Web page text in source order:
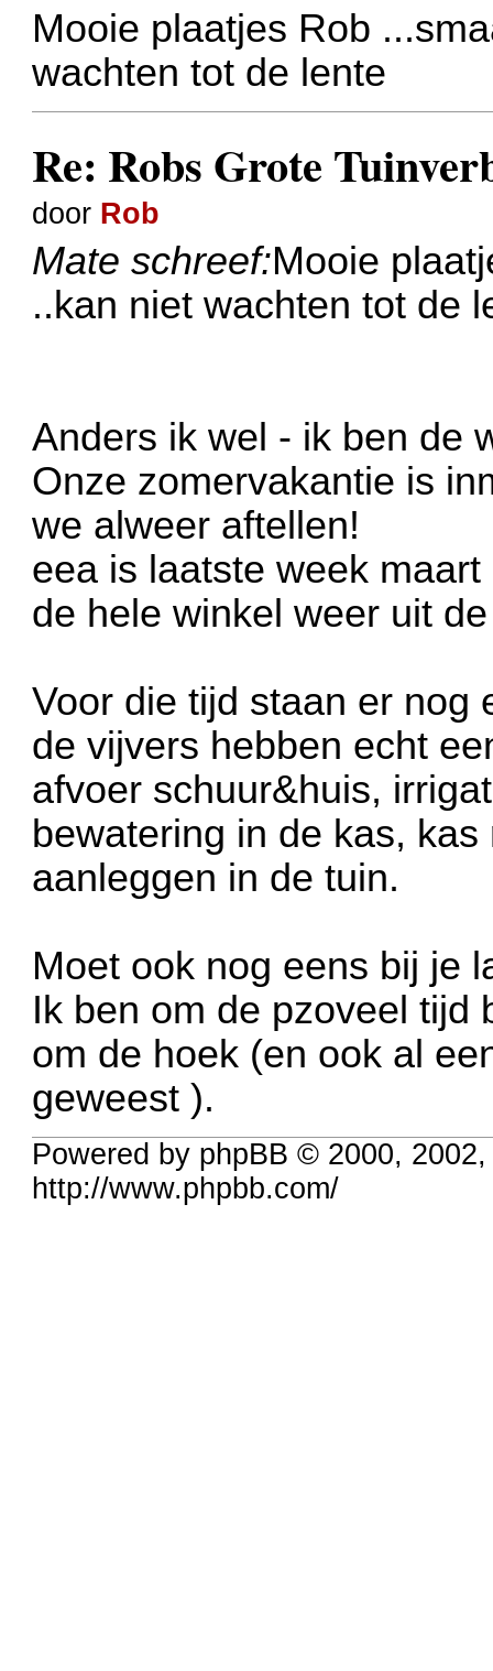
Mooie plaatjes Rob
wachten tot de lente
Re: Robs Grote
door Rob
Mate schreef:Mooie
..kan niet wachten tot de
Anders ik wel - ik ben de
Onze zomervakantie is
we alweer aftellen!
eea is laatste week
de hele winkel weer uit
Voor die tijd staan er nog
de vijvers hebben echt
afvoer schuur&huis,
bewatering in de kas,
aanleggen in de tuin.
Moet ook nog eens bij je
Ik ben om de pzoveel tijd
om de hoek (en ook al
geweest).
Powered by phpBB © 2000,
http://www.phpbb.com/